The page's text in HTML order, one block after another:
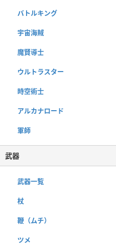
バトルキング
宇宙海賊
魔賢導士
ウルトラスター
時空術士
アルカナロード
軍師
武器
武器一覧
杖
鞭（ムチ）
ツメ